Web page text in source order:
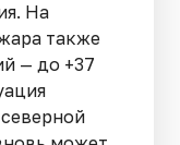
На
также
— до +37